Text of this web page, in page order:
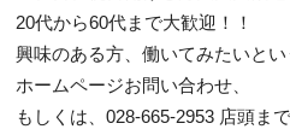
20代から60代まで大歓迎！！
興味のある方、働いてみたいとい
ホームページお問い合わせ、
もしくは、028-665-2953 店頭まで